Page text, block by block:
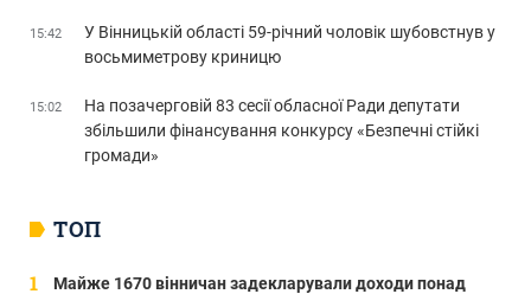
ТОП
Майже 1670 вінничан задекларували доходи понад
15:42
У Вінницькій області 59-річний чоловік шубовстнув у
восьмиметрову криницю
15:02
На позачерговій 83 сесії обласної Ради депутати
збільшили фінансування конкурсу «Безпечні стійкі
громади»